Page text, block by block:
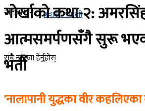
प्रवासी नेपाली
नतिजा छैन
सबै नतिजा हेर्नुहोस्
गोर्खाको कथा-२:
आत्मसमर्पणसँगै सुरू
भर्ती
'नालापानी युद्धका वीर